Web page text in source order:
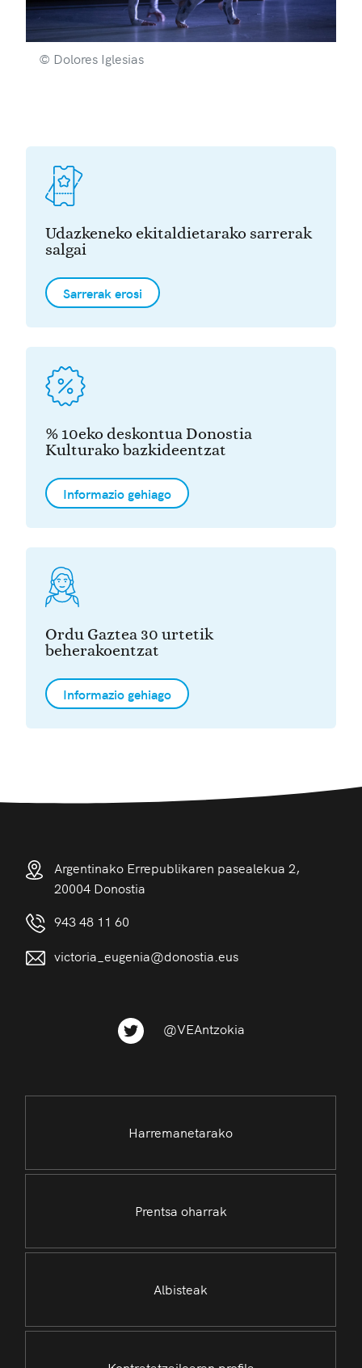
© Dolores Iglesias
Udazkeneko ekitaldietarako sarrerak
salgai
Sarrerak erosi
% 10eko deskontua Donostia
Kulturako bazkideentzat
Informazio gehiago
Ordu Gaztea 30 urtetik
beherakoentzat
Informazio gehiago
Argentinako Errepublikaren pasealekua 2,
20004 Donostia
943 48 11 60
victoria_eugenia@donostia.eus
@VEAntzokia
Harremanetarako
Prentsa oharrak
Albisteak